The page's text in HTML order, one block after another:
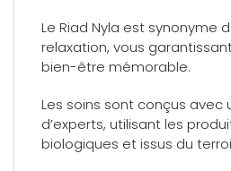
Le Riad Nyla est synonyme
relaxation, vous
bien-être mémorable.
Les soins sont conçus avec
d’experts, utilisant les
biologiques et issus du